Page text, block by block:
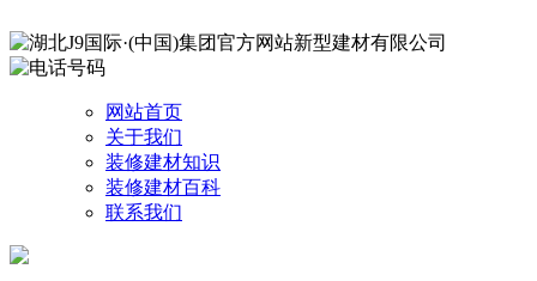
网站首页
关于我们
装修建材知识
装修建材百科
联系我们